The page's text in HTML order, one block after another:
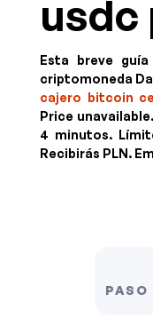
usdc
Esta breve
criptomoneda
cajero bitcoin
Price unavailable
4 minutos.
Recibirás PLN.
PASO